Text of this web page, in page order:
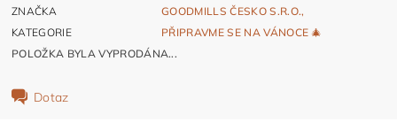
ZNAČKA
GOODMILLS ČESKO S.R.O.,
KATEGORIE
PŘIPRAVME SE NA VÁNOCE 🎄
POLOŽKA BYLA VYPRODÁNA...
Dotaz